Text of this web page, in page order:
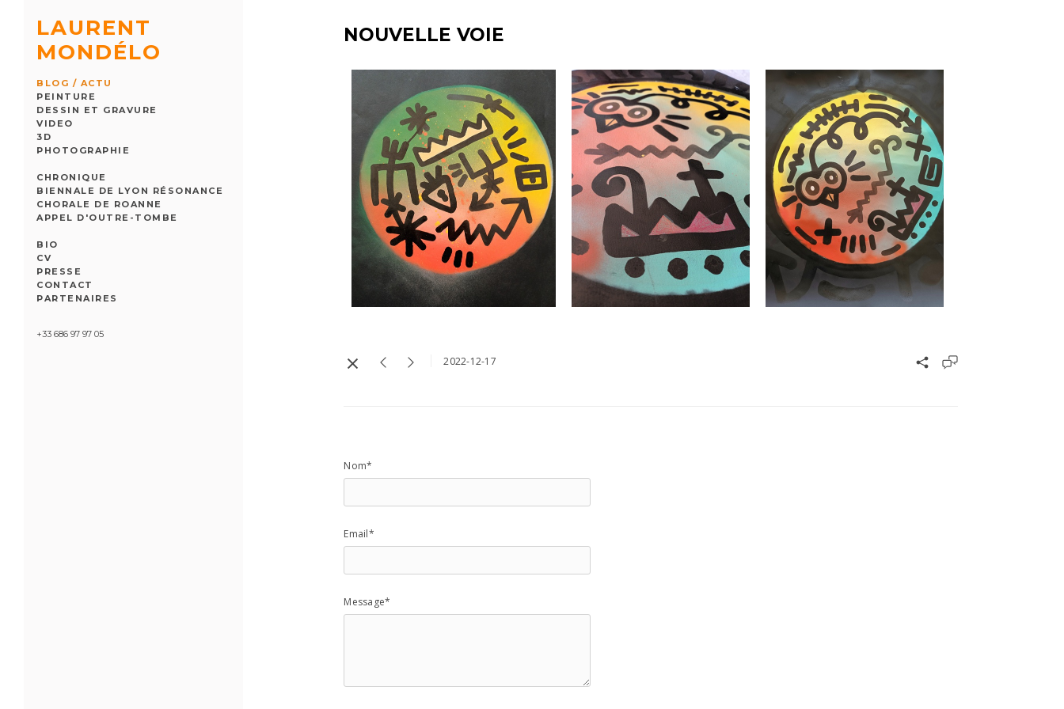
LAURENT
MONDÉLO
BLOG / ACTU
PEINTURE
DESSIN ET GRAVURE
VIDEO
3D
PHOTOGRAPHIE
CHRONIQUE
BIENNALE DE LYON RÉSONANCE
CHORALE DE ROANNE
APPEL D'OUTRE-TOMBE
BIO
CV
PRESSE
CONTACT
PARTENAIRES
+33 686 97 97 05
NOUVELLE VOIE
2022-12-17
Nom*
Email*
Message*